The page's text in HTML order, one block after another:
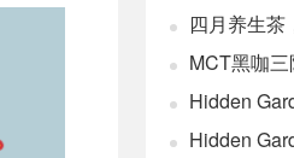
四月养生茶
MCT黑咖
速燃体
Hidden
Hidden